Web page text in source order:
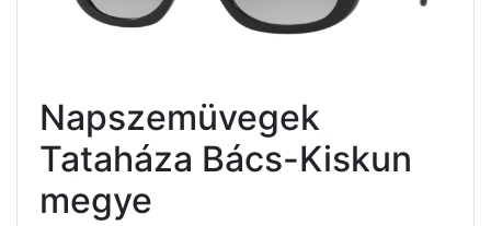
Napszemüvegek
Tataháza Bács-Kiskun
megye